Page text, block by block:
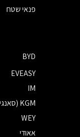
פנאי שטח
BYD
EVEASY
IM
KGM (סאנגיונג)
WEY
אאודי